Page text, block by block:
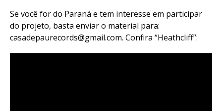
Se você for do Paraná e tem interesse em participar
do projeto, basta enviar o material para:
casadepaurecords@gmail.com. Confira “Heathcliff”: